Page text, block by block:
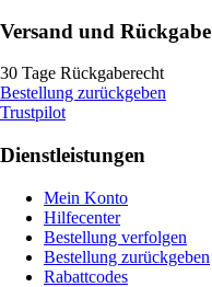
Versand und Rückgabe
30 Tage Rückgaberecht
Bestellung zurückgeben
Trustpilot
Dienstleistungen
Mein Konto
Hilfecenter
Bestellung verfolgen
Bestellung zurückgeben
Rabattcodes